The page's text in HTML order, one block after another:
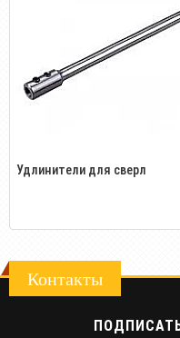
Удлинители для сверл
Контакты